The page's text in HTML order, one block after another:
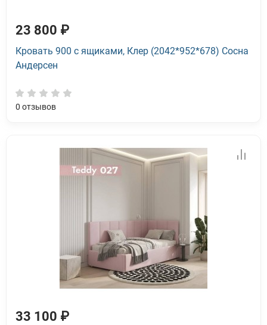
23 800 ₽
Кровать 900 с ящиками, Клер (2042*952*678) Сосна
Андерсен
0 отзывов
33 100 ₽